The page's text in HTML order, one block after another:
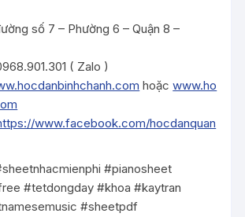
số 7 – Phường 6 – Quận 8 –
( Zalo )
hoặcwww.ho
www.facebook.com/hocdanquan
#pianosheet
#tetdongday #khoa #kaytran
#sheetpdf